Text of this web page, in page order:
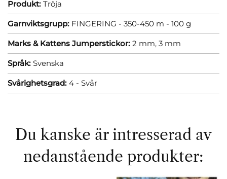
Produkt: Tröja
Garnviktsgrupp: FINGERING - 350-450 m - 100 g
Marks & Kattens Jumperstickor: 2 mm, 3 mm
Språk: Svenska
Svårighetsgrad: 4 - Svår
Du kanske är intresserad av
nedanstående produkter: